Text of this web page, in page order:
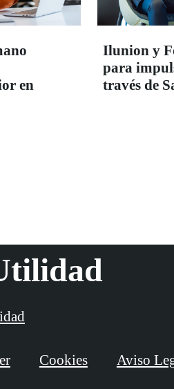
en
Ilunion y
para
través de
Cookies Aviso